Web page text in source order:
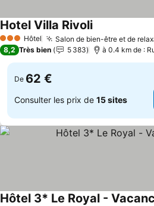
3 ÉtoilesHôtel Salon de bien-être et de
Hotel Villa Rivoli
8,2 Très bien 5 383 à 0.4 km de :
De 62 €
Consulter les prix de 15 sites
Hôtel 3* Le Royal -